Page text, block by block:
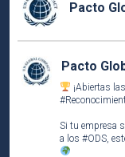
Pacto
Pacto
¡Abiertas
Si tu empresa
a los #ODS ,